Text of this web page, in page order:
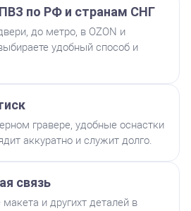
Заказать
SP-2F 88х57мм
500
на водной основе
300
по РФ и странам СНГ
до метро, в OZON и
удобный способ и
гравере, удобные оснастки
аккуратно и служит долго.
связь
и другихт деталей в